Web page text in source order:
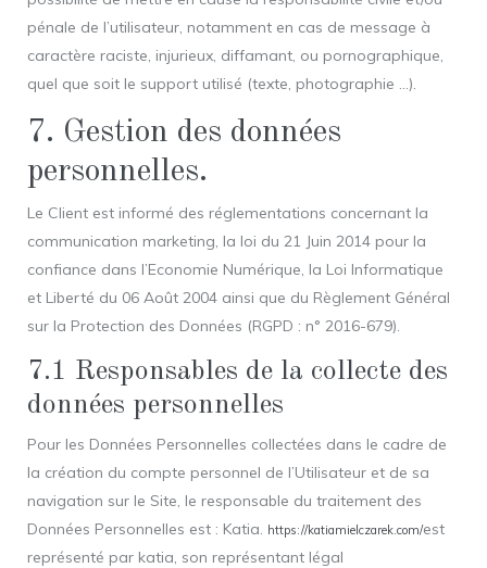
pénale de l’utilisateur, notamment en cas de message à
caractère raciste, injurieux, diffamant, ou pornographique,
quel que soit le support utilisé (texte, photographie …).
7. Gestion des données
personnelles.
Le Client est informé des réglementations concernant la
communication marketing, la loi du 21 Juin 2014 pour la
confiance dans l’Economie Numérique, la Loi Informatique
et Liberté du 06 Août 2004 ainsi que du Règlement Général
sur la Protection des Données (RGPD : n° 2016-679).
7.1 Responsables de la collecte des
données personnelles
Pour les Données Personnelles collectées dans le cadre de
la création du compte personnel de l’Utilisateur et de sa
navigation sur le Site, le responsable du traitement des
Données Personnelles est : Katia. https://katiamielczarek.com/est
représenté par katia, son représentant légal